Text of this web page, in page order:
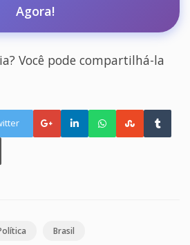
Agora!
Você pode compartilhá-la
Brasil